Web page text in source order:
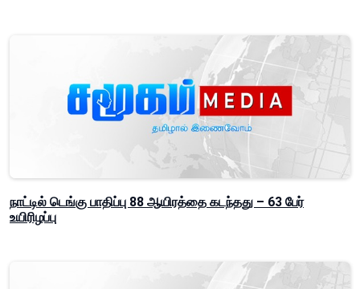
நாட்டில் டெங்கு பாதிப்பு 88 ஆயிரத்தை கடந்தது – 63 பேர்
உயிரிழப்பு